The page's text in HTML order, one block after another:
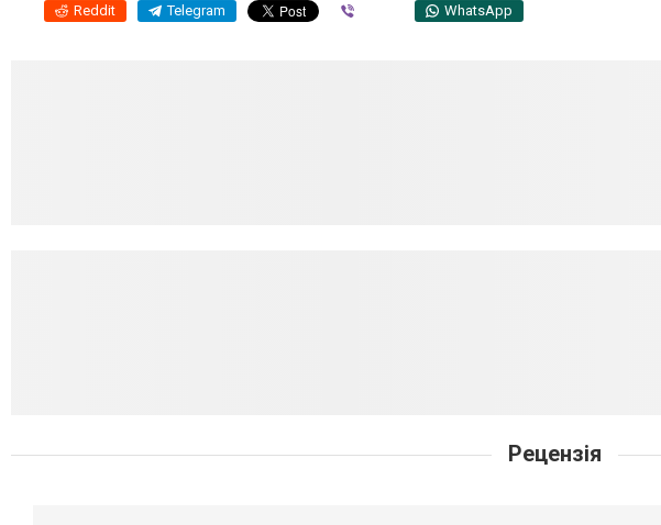
Reddit Telegram WhatsApp
Рецензія